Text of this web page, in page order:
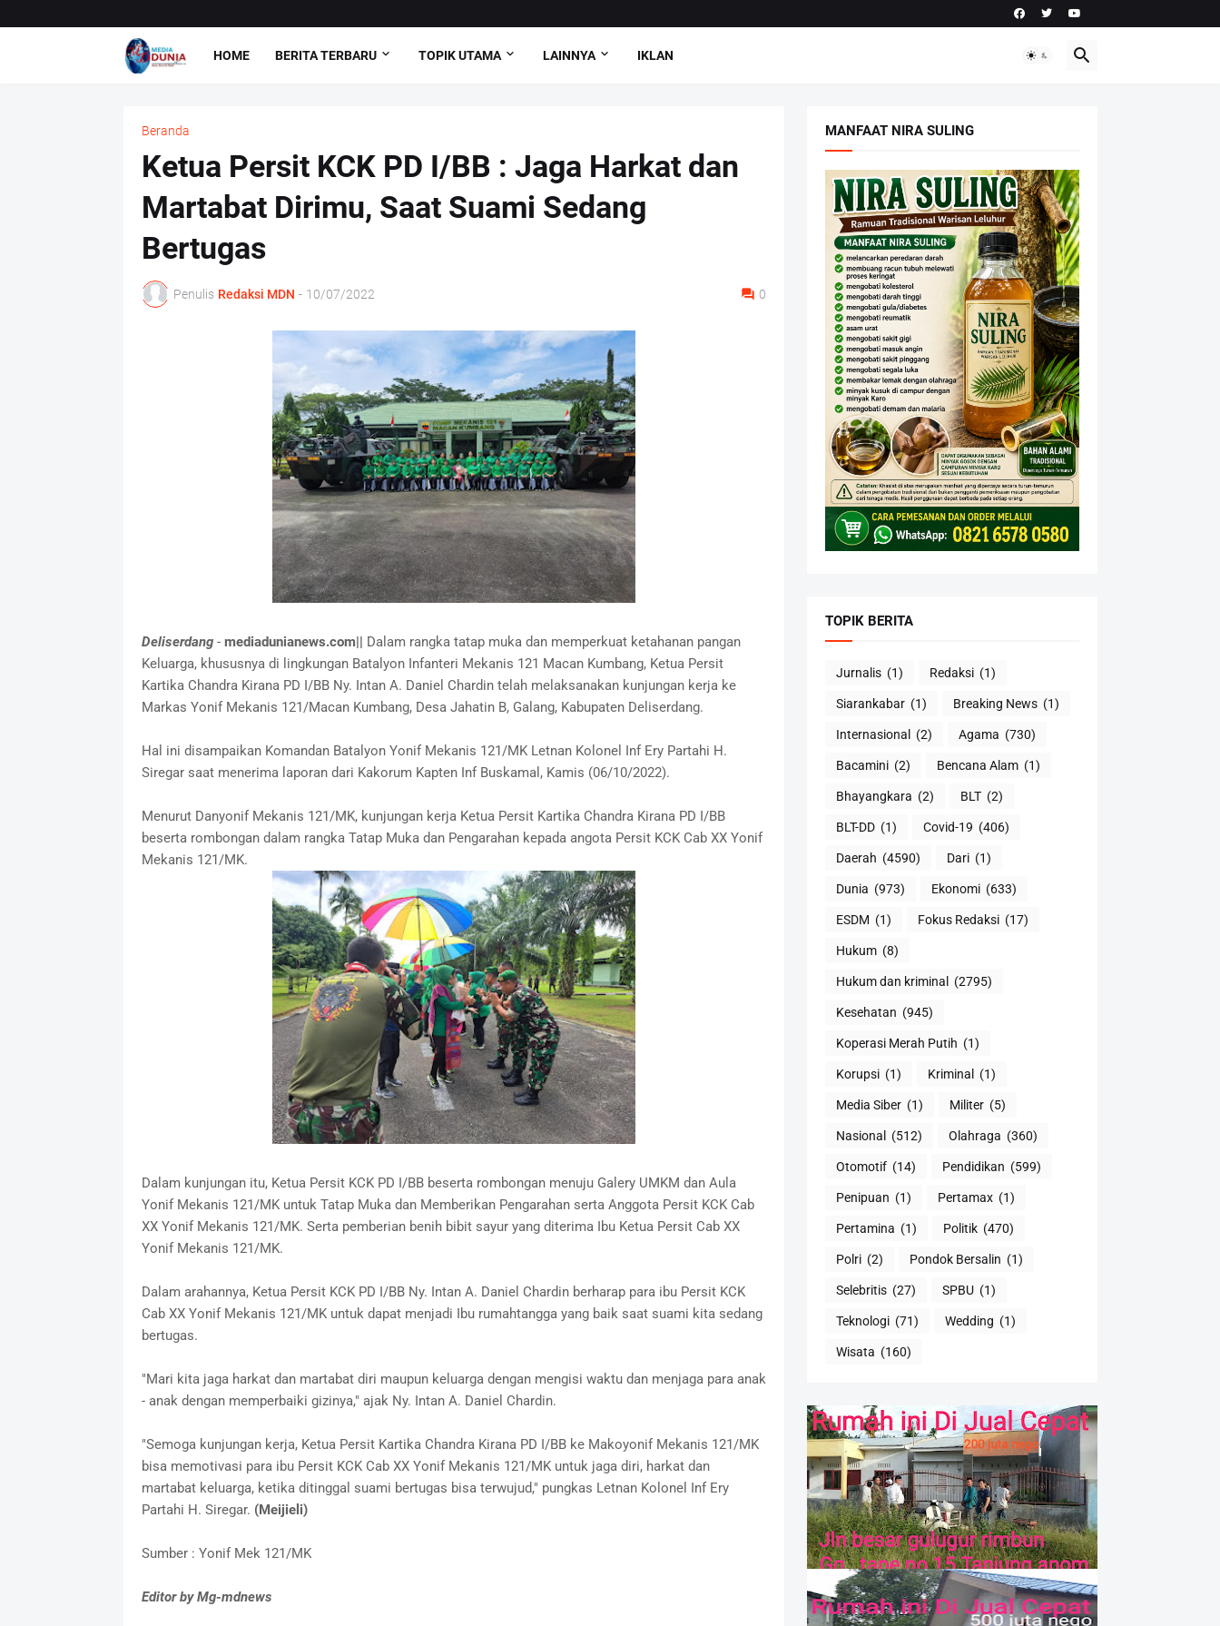
HOME BERITA TERBARU TOPIK UTAMA LAINNYA IKLAN
Beranda
Ketua Persit KCK PD I/BB : Jaga Harkat dan
Martabat Dirimu, Saat Suami Sedang
Bertugas
Penulis Redaksi MDN - 10/07/2022 0
Deliserdang- mediadunianews.com|| Dalam rangka tatap muka dan memperkuat ketahanan pangan
Keluarga, khususnya di lingkungan Batalyon Infanteri Mekanis 121 Macan Kumbang, Ketua Persit
Kartika Chandra Kirana PD I/BB Ny. Intan A. Daniel Chardin telah melaksanakan kunjungan kerja ke
Markas Yonif Mekanis 121/Macan Kumbang, Desa Jahatin B, Galang, Kabupaten Deliserdang.
Hal ini disampaikan Komandan Batalyon Yonif Mekanis 121/MK Letnan Kolonel Inf Ery Partahi H.
Siregar saat menerima laporan dari Kakorum Kapten Inf Buskamal, Kamis (06/10/2022).
Menurut Danyonif Mekanis 121/MK, kunjungan kerja Ketua Persit Kartika Chandra Kirana PD I/BB
beserta rombongan dalam rangka Tatap Muka dan Pengarahan kepada angota Persit KCK Cab XX Yonif
Mekanis 121/MK.
Dalam kunjungan itu, Ketua Persit KCK PD I/BB beserta rombongan menuju Galery UMKM dan Aula
Yonif Mekanis 121/MK untuk Tatap Muka dan Memberikan Pengarahan serta Anggota Persit KCK Cab
XX Yonif Mekanis 121/MK. Serta pemberian benih bibit sayur yang diterima Ibu Ketua Persit Cab XX
Yonif Mekanis 121/MK.
Dalam arahannya, Ketua Persit KCK PD I/BB Ny. Intan A. Daniel Chardin berharap para ibu Persit KCK
Cab XX Yonif Mekanis 121/MK untuk dapat menjadi Ibu rumahtangga yang baik saat suami kita sedang
bertugas.
"Mari kita jaga harkat dan martabat diri maupun keluarga dengan mengisi waktu dan menjaga para anak
- anak dengan memperbaiki gizinya," ajak Ny. Intan A. Daniel Chardin.
"Semoga kunjungan kerja, Ketua Persit Kartika Chandra Kirana PD I/BB ke Makoyonif Mekanis 121/MK
bisa memotivasi para ibu Persit KCK Cab XX Yonif Mekanis 121/MK untuk jaga diri, harkat dan
martabat keluarga, ketika ditinggal suami bertugas bisa terwujud," pungkas Letnan Kolonel Inf Ery
Partahi H. Siregar. (Meijieli)
Sumber : Yonif Mek 121/MK
Editor by Mg-mdnews
MANFAAT NIRA SULING
TOPIK BERITA
Jurnalis (1) Redaksi (1)
Siarankabar (1) Breaking News (1)
Internasional (2) Agama (730)
Bacamini (2) Bencana Alam (1)
Bhayangkara (2) BLT (2)
BLT-DD (1) Covid-19 (406)
Daerah (4590) Dari (1)
Dunia (973) Ekonomi (633)
ESDM (1) Fokus Redaksi (17)
Hukum (8)
Hukum dan kriminal (2795)
Kesehatan (945)
Koperasi Merah Putih (1)
Korupsi (1) Kriminal (1)
Media Siber (1) Militer (5)
Nasional (512) Olahraga (360)
Otomotif (14) Pendidikan (599)
Penipuan (1) Pertamax (1)
Pertamina (1) Politik (470)
Polri (2) Pondok Bersalin (1)
Selebritis (27) SPBU (1)
Teknologi (71) Wedding (1)
Wisata (160)